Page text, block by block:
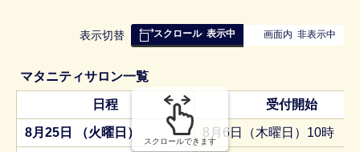
表
み
の
表示切替 スクロール 表示中 画面内 非表示中
マタニティサロン一覧
日程 受付開始
8月25日 （火曜日） 8月6日（木曜日）10時
スクロールできます